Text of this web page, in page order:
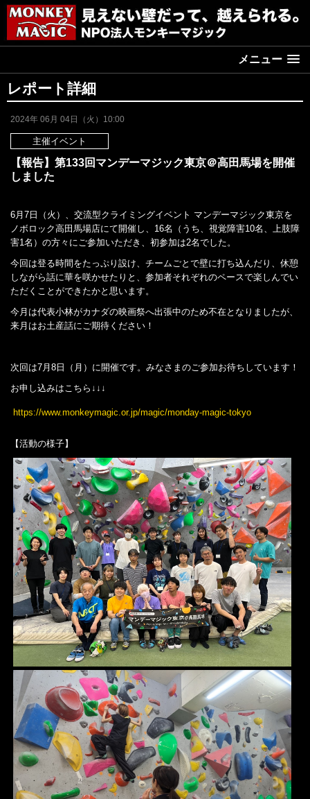
メニュー
レポート詳細
2024年 06月 04日（火）10:00
主催イベント
【報告】第133回マンデーマジック東京＠高田馬場を開催
しました
6月7日（火）、交流型クライミングイベント マンデーマジック東京を
ノボロック高田馬場店にて開催し、16名（うち、視覚障害10名、上肢障
害1名）の方々にご参加いただき、初参加は2名でした。
今回は登る時間をたっぷり設け、チームごとで壁に打ち込んだり、休憩
しながら話に華を咲かせたりと、参加者それぞれのペースで楽しんでい
ただくことができたかと思います。
今月は代表小林がカナダの映画祭へ出張中のため不在となりましたが、
来月はお土産話にご期待ください！
次回は7月8日（月）に開催です。みなさまのご参加お待ちしています！
お申し込みはこちら↓↓↓
https://www.monkeymagic.or.jp/magic/monday-magic-tokyo
【活動の様子】